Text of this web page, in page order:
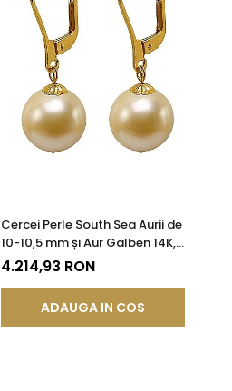
Cercei Perle South Sea Aurii de
10-10,5 mm și Aur Galben 14K,
Forma Rotundă | KASKADDA®
4.214,93 RON
ADAUGA IN COS